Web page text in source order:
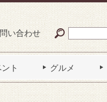
い合わせ
ト グルメ